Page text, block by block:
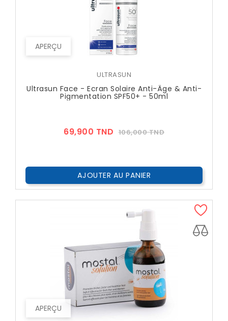
APERÇU
ULTRASUN
Ultrasun Face - Ecran Solaire Anti-Âge & Anti-
Pigmentation SPF50+ - 50ml
69,900 TND Prix
106,000 TNDPrix
AJOUTER AU PANIER
APERÇU